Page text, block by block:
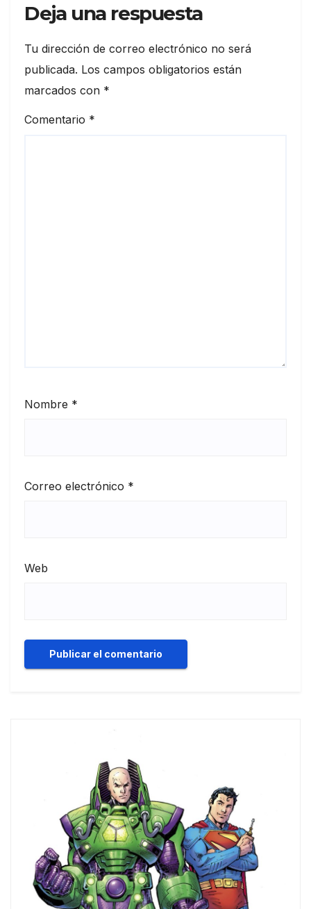
Deja una respuesta
Tu dirección de correo electrónico no será
publicada. Los campos obligatorios están
marcados con *
Comentario *
Nombre *
Correo electrónico *
Web